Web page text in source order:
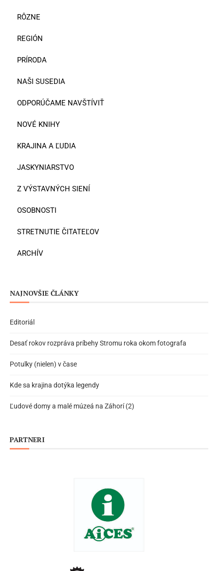
RÔZNE
REGIÓN
PRÍRODA
NAŠI SUSEDIA
ODPORÚČAME NAVŠTÍVIŤ
NOVÉ KNIHY
KRAJINA A ĽUDIA
JASKYNIARSTVO
Z VÝSTAVNÝCH SIENÍ
OSOBNOSTI
STRETNUTIE ČITATEĽOV
ARCHÍV
NAJNOVŠIE ČLÁNKY
Editoriál
Desať rokov rozpráva príbehy Stromu roka okom fotografa
Potulky (nielen) v čase
Kde sa krajina dotýka legendy
Ľudové domy a malé múzeá na Záhorí (2)
PARTNERI